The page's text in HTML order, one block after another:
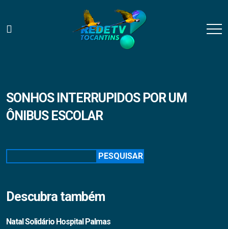
SONHOS INTERRUPIDOS POR UM
ÔNIBUS ESCOLAR
PESQUISAR
Descubra também
Natal Solidário Hospital Palmas